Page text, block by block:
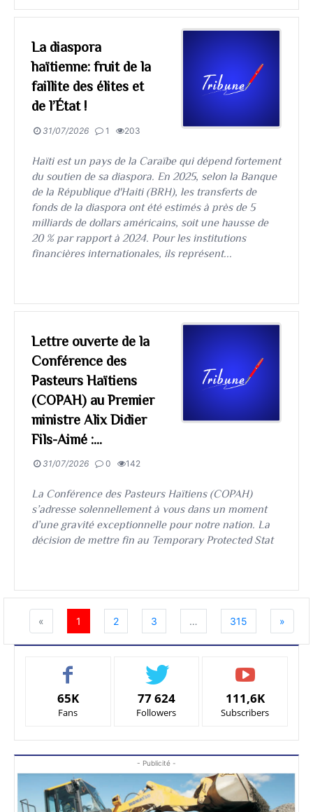
La diaspora
haïtienne: fruit de la
faillite des élites et
de l’État !
31/07/2026 1 203
Haïti est un pays de la Caraïbe qui dépend fortement
du soutien de sa diaspora. En 2025, selon la Banque
de la République d'Haiti (BRH), les transferts de
fonds de la diaspora ont été estimés à près de 5
milliards de dollars américains, soit une hausse de
20 % par rapport à 2024. Pour les institutions
financières internationales, ils représent...
Lettre ouverte de la
Conférence des
Pasteurs Haïtiens
(COPAH) au Premier
ministre Alix Didier
Fils-Aimé :...
31/07/2026 0 142
La Conférence des Pasteurs Haïtiens (COPAH)
s’adresse solennellement à vous dans un moment
d’une gravité exceptionnelle pour notre nation. La
décision de mettre fin au Temporary Protected Stat
« 1 2 3 … 315 »
65K
Fans
77 624
Followers
111,6K
Subscribers
- Publicité -